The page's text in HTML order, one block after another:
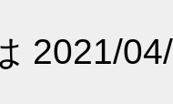
2021/